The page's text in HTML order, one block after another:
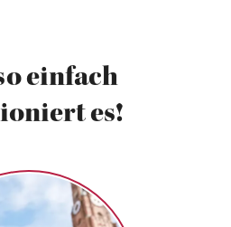
einfach
es!